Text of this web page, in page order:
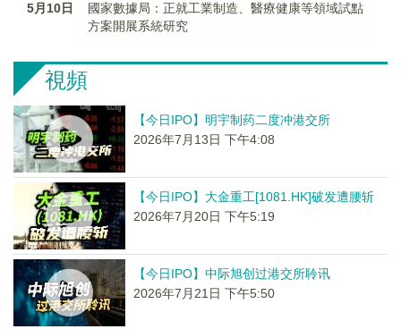
5月10日
國家數據局：正就工業制造、醫療健康等領域試點
方案開展系統研究
視頻
【今日IPO】明宇制药二度冲港交所
2026年7月13日 下午4:08
【今日IPO】大金重工[1081.HK]破发遭腰斩
2026年7月20日 下午5:19
【今日IPO】中际旭创过港交所聆讯
2026年7月21日 下午5:50